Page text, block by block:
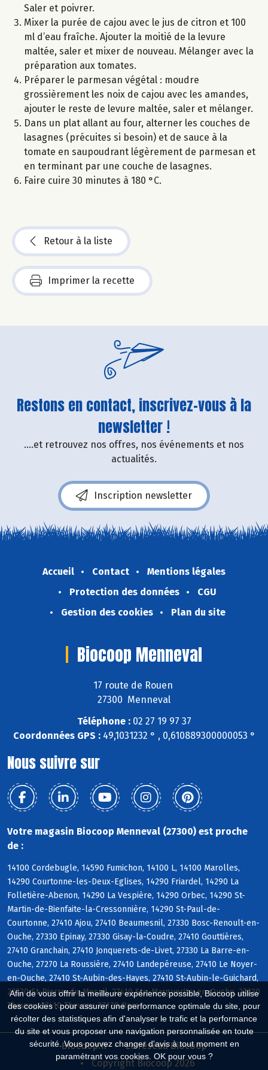
Afin de vous offrir la meilleure expérience possible, Biocoop utilise
des cookies : pour assurer une performance optimale du site, pour
récolter des statistiques afin d'analyser le trafic et la performance
du site et vous proposer une navigation personnalisée en toute
sécurité. Vous pouvez changer d'avis à tout moment en
paramétrant vos cookies. OK pour vous ?
Saler et poivrer.
Mixer la purée de cajou avec le jus de citron et 100
ml d’eau fraîche. Ajouter la moitié de la levure
maltée, saler et mixer de nouveau. Mélanger avec la
préparation aux tomates.
Préparer le parmesan végétal : moudre
grossièrement les noix de cajou avec les amandes,
ajouter le reste de levure maltée, saler et mélanger.
Dans un plat allant au four, alterner les couches de
lasagnes (précuites si besoin) et de sauce à la
tomate en saupoudrant légèrement de parmesan et
en terminant par une couche de lasagnes.
Faire cuire 30 minutes à 180 °C.
Retour à la liste
Imprimer la recette
Restons en contact, inscrivez-vous à la
newsletter !
....et retrouvez nos offres, nos événements et nos
actualités.
Inscription newsletter
Accueil Contact
Mentions légales
Protection des données
CGU
Gestion des cookies
Plan du site
Biocoop Menneval
17 route de Rouen
27300 Menneval
Téléphone :02 27 19 97 37
Coordonnées GPS :49,1031232 ° , 0,610889300000053 °
Nous suivre sur
Votre magasin Biocoop Menneval (27300) est proche
de :
14100 Cordebugle, 14590 Fumichon, 14100 L, 14100 Marolles,
14290 Courtonne-les-Deux-Eglises, 14290 Friardel, 14290 La
Folletière-Abenon, 14290 La Vespière, 14290 Orbec, 14290 St-
Martin-de-Bienfaite-la-Cressonnière, 14290 St-Paul-de-
Courtonne, 27410 Ajou, 27410 Beaumesnil, 27330 Bosc-Renoult-en-
Ouche, 27330 Epinay, 27330 Gisay-la-Coudre, 27410 Gouttières,
27410 Granchain, 27410 Jonquerets-de-Livet, 27330 La Barre-en-
Ouche, 27270 La Roussière, 27410 Landepéreuse, 27410 Le Noyer-
en-Ouche, 27410 St-Aubin-des-Hayes, 27410 St-Aubin-le-Guichard,
27330 St-Pierre-du-Mesnil, 27410 Ste-Marguerite-en-Ouche, 27330
Thevray, 27410 Thevray, 27170 Barc
Biocoop.fr
Le réseau Biocoop
Copyright Biocoop 2026